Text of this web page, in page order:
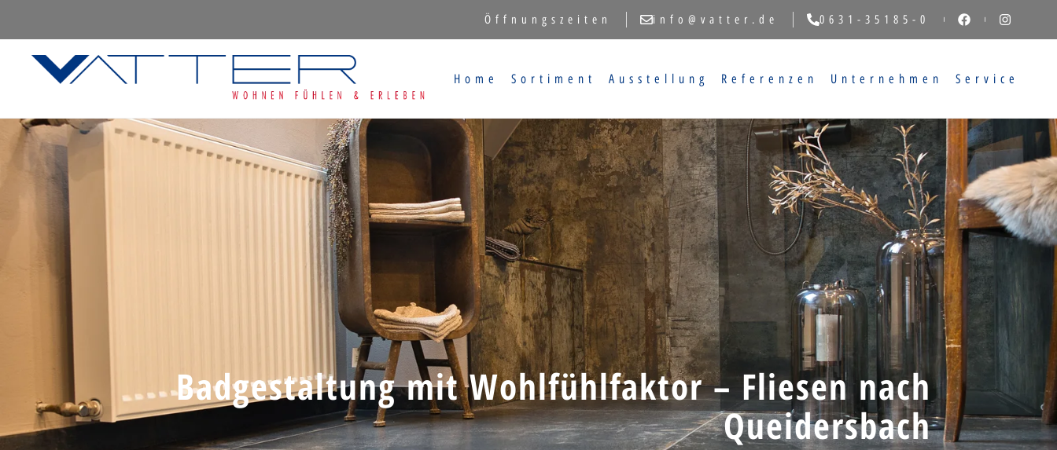
Öffnungszeiten info@vatter.de 0631-35185-0
Home Sortiment Ausstellung Referenzen Unternehmen Service
Badgestaltung mit Wohlfühlfaktor – Fliesen nach
Queidersbach